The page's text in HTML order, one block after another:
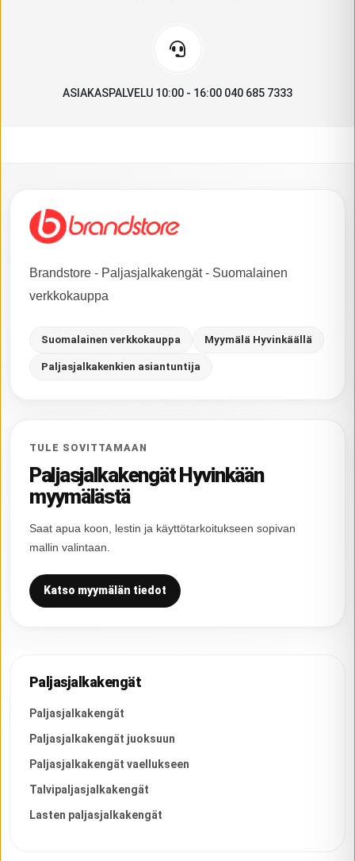
ASIAKASPALVELU 10:00 - 16:00 040 685 7333
Brandstore - Paljasjalkakengät - Suomalainen
verkkokauppa
Suomalainen verkkokauppa Myymälä Hyvinkäällä
Paljasjalkakenkien asiantuntija
TULE SOVITTAMAAN
Paljasjalkakengät Hyvinkään
myymälästä
Saat apua koon, lestin ja käyttötarkoitukseen sopivan
mallin valintaan.
Katso myymälän tiedot
Paljasjalkakengät
Paljasjalkakengät
Paljasjalkakengät juoksuun
Paljasjalkakengät vaellukseen
Talvipaljasjalkakengät
Lasten paljasjalkakengät